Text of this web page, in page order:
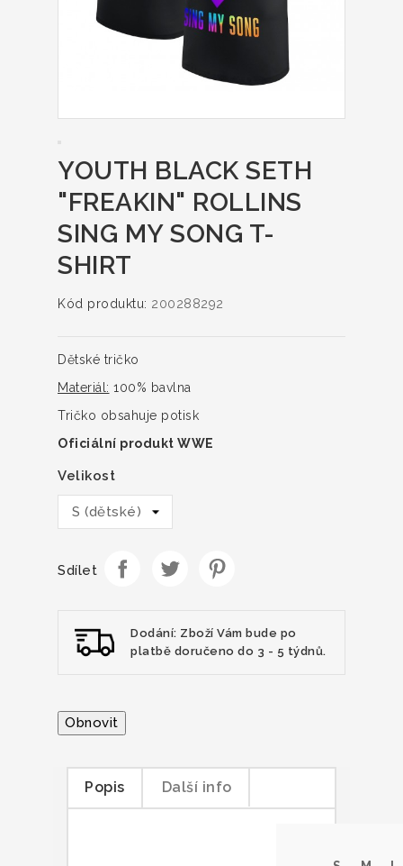
YOUTH BLACK SETH
"FREAKIN" ROLLINS
SING MY SONG T-
SHIRT
Kód produktu: 200288292
Dětské tričko
Materiál: 100% bavlna
Tričko obsahuje potisk
Oficiální produkt WWE
Velikost
Sdílet
Dodání: Zboží Vám bude po
platbě doručeno do 3 - 5 týdnů.
Popis Další info